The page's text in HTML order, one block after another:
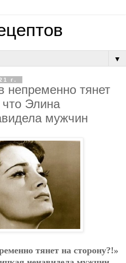
▼
г.
непременно тянет
Элина
мужчин
тянет на сторону?!»